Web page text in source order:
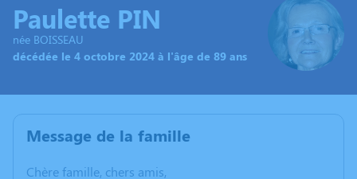
Paulette PIN
née BOISSEAU
décédée le 4 octobre 2024 à l'âge de 89 ans
Message de la famille
Chère famille, chers amis,